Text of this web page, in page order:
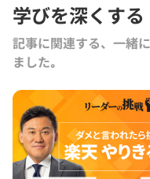
学びを深くする
記事に関連する、一緒
ました｡